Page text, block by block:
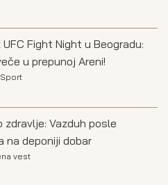
Fight Night u Beogradu:
u prepunoj Areni!
Sport
zdravlje: Vazduh posle
na deponiji dobar
vest